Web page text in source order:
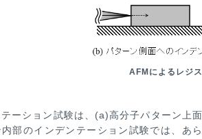
AFMによるレジ
テーション試験は、(a)高分子パターン上
部のインデンテー ション試験では、あ